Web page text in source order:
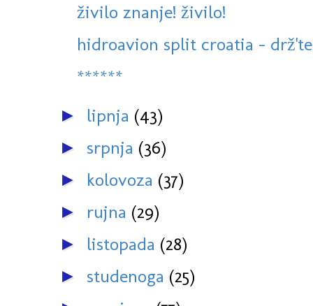
živilo znanje! živilo!
hidroavion split croatia - drž'te
******
► lipnja (43)
► srpnja (36)
► kolovoza (37)
► rujna (29)
► listopada (28)
► studenoga (25)